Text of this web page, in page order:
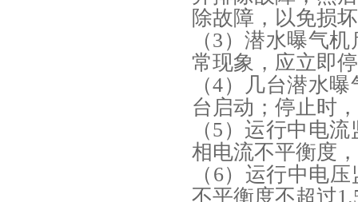
除故障，以免损
（3）潜水曝气
常现象，应立即
（4）几台潜水
台启动；停止时
（5）运行中电
相电流不平衡度
（6）运行中电
不平衡度不超过